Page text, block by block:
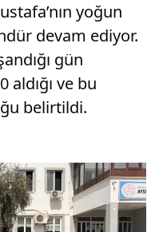
yoğun
devam ediyor.
gün
aldığı ve bu
belirtildi.